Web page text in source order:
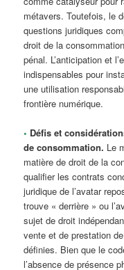
métavers. Toutefois, le
questions juridiques
droit de la
pénal. L’anticipation et
indispensables pour
une utilisation
frontière numérique.
• Défis et
de consommation. Le
matière de droit de la
qualifier les contrats
juridique de l’avatar
trouve « derrière » ou
sujet de droit
vente et de prestation
définies. Bien que le
l’absence de présence